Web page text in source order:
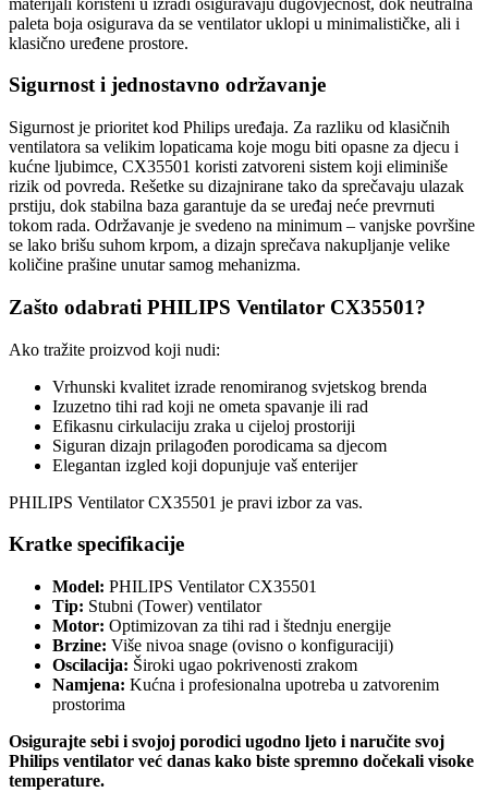
paleta boja osigurava da se ventilator uklopi u minimalističke, ali i
klasično uređene prostore.
Sigurnost i jednostavno održavanje
Sigurnost je prioritet kod Philips uređaja. Za razliku od klasičnih
ventilatora sa velikim lopaticama koje mogu biti opasne za djecu i
kućne ljubimce, CX35501 koristi zatvoreni sistem koji eliminiše
rizik od povreda. Rešetke su dizajnirane tako da sprečavaju ulazak
prstiju, dok stabilna baza garantuje da se uređaj neće prevrnuti
tokom rada. Održavanje je svedeno na minimum – vanjske površine
se lako brišu suhom krpom, a dizajn sprečava nakupljanje velike
količine prašine unutar samog mehanizma.
Zašto odabrati PHILIPS Ventilator CX35501?
Ako tražite proizvod koji nudi:
Vrhunski kvalitet izrade renomiranog svjetskog brenda
Izuzetno tihi rad koji ne ometa spavanje ili rad
Efikasnu cirkulaciju zraka u cijeloj prostoriji
Siguran dizajn prilagođen porodicama sa djecom
Elegantan izgled koji dopunjuje vaš enterijer
PHILIPS Ventilator CX35501 je pravi izbor za vas.
Kratke specifikacije
Model: PHILIPS Ventilator CX35501
Tip: Stubni (Tower) ventilator
Motor: Optimizovan za tihi rad i štednju energije
Brzine: Više nivoa snage (ovisno o konfiguraciji)
Oscilacija: Široki ugao pokrivenosti zrakom
Namjena: Kućna i profesionalna upotreba u zatvorenim
prostorima
Osigurajte sebi i svojoj porodici ugodno ljeto i naručite svoj
Philips ventilator već danas kako biste spremno dočekali visoke
temperature.